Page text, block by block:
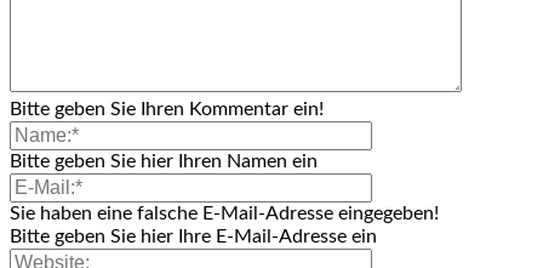
Bitte geben Sie Ihren Kommentar ein!
Bitte geben Sie hier Ihren Namen ein
Sie haben eine falsche E-Mail-Adresse eingegeben!
Bitte geben Sie hier Ihre E-Mail-Adresse ein